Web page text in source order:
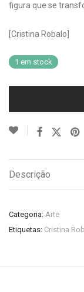
figura que se
[Cristina Robalo]
1 em stock
Descrição
Categoria: Arte
Etiquetas: Cristina